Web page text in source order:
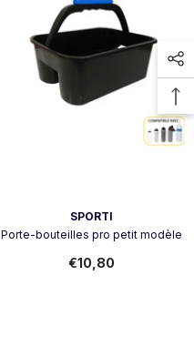
SPORTI
Porte-bouteilles pro petit modèle
€10,80